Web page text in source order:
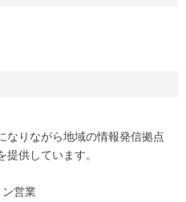
なりながら地域の情報発信拠点
供しています。
営業